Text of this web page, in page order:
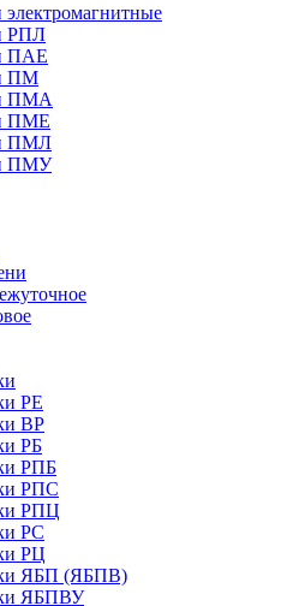
электромагнитные
РПЛ
ПАЕ
ПМ
ПМА
ПМЕ
ПМЛ
ПМУ
РЕ
ВР
РБ
РПБ
РПС
РПЦ
РС
РЦ
ЯБП (ЯБПВ)
ЯБПВУ